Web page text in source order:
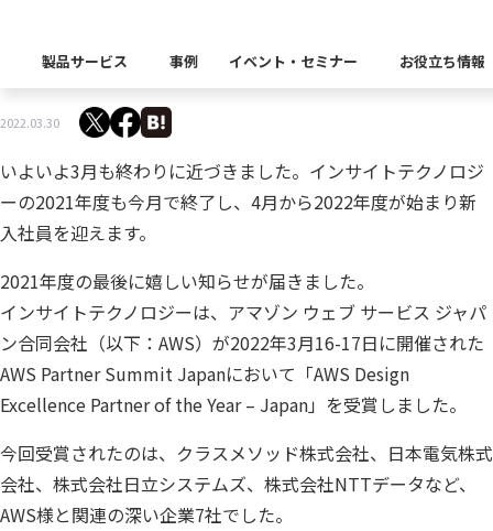
製品サービス
製品カテゴリー別
キーワードから探す
製品一覧
自社開発製品群
データ統合／分析
プラットフォーム
データ資産管理ソフトウェア
移行時SQL
テストソフトウェア
データベースDR（災害対
ソリューション
データ統合・管理・配信
データマスキングソフトウェア
課題から探す
クラウド移行時のよく
仮想環境（VMware
異種データベース移行
キーワードから探す
キーワードに関連する製品
業界から探す
建設業
卸売・小売業
Insight SQL Testing
Insight Masking
事例 イベント・セミナー
イベント セミナー
db tech showcase
お役立ち情報
Insight Blog CxOリレーブログ
CEOブログ
企業理念 代表あいさつ
会社概要 沿革
役員紹介 アクセス
パートナー
– Japan」受賞をきっかけに
2022.03.30
いよいよ3月も終わりに近づきました。インサイトテクノロジ
ーの2021年度も今月で終了し、4月から2022年度が始まり新
入社員を迎えます。
2021年度の最後に嬉しい知らせが届きました。
インサイトテクノロジーは、アマゾン ウェブ サービス ジャパ
ン合同会社（以下：AWS）が2022年3月16-17日に開催された
AWS Partner Summit Japanにおいて「AWS Design
Excellence Partner of the Year – Japan」を受賞しました。
今回受賞されたのは、クラスメソッド株式会社、日本電気株式
会社、株式会社日立システムズ、株式会社NTTデータなど、
AWS様と関連の深い企業7社でした。